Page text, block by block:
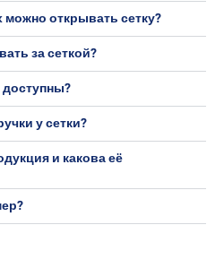
можно открывать сетку?
за сеткой?
у сетки?
и какова её